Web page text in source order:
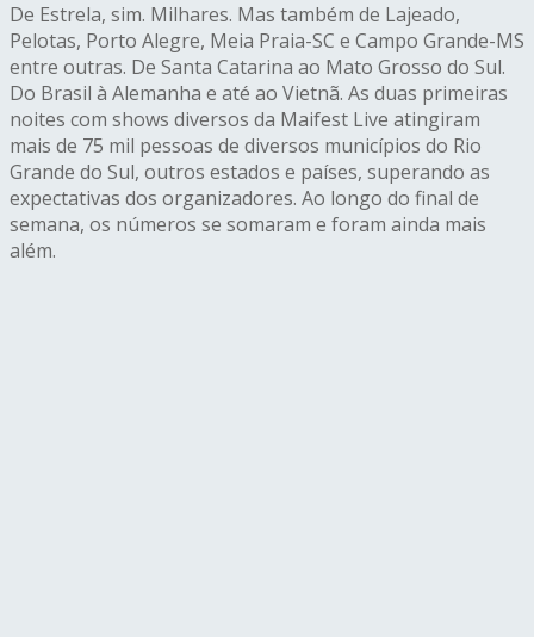
De Estrela, sim. Milhares. Mas também de Lajeado,
Pelotas, Porto Alegre, Meia Praia-SC e Campo Grande-MS
entre outras. De Santa Catarina ao Mato Grosso do Sul.
Do Brasil à Alemanha e até ao Vietnã. As duas primeiras
noites com shows diversos da Maifest Live atingiram
mais de 75 mil pessoas de diversos municípios do Rio
Grande do Sul, outros estados e países, superando as
expectativas dos organizadores. Ao longo do final de
semana, os números se somaram e foram ainda mais
além.